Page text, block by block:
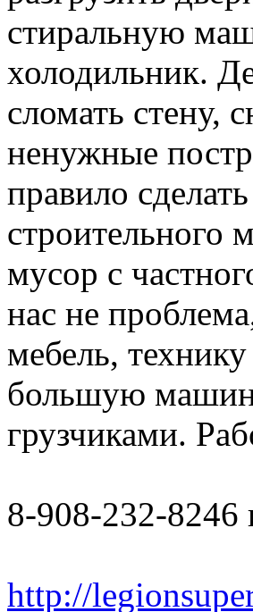
стиральную
холодильник.
сломать стену,
ненужные
правило
строительного
мусор с
нас не
мебель,
большую
грузчиками.
8-908-232-8246
http://